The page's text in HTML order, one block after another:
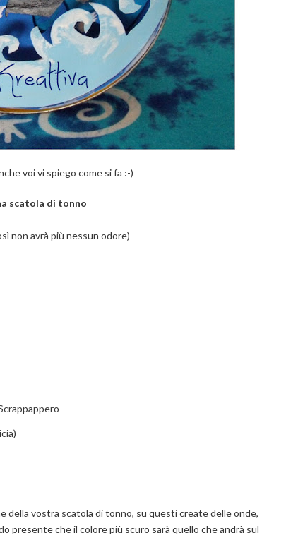
voi vi spiego come si fa :-)
scatola di tonno
non avrà più nessun odore)
della vostra scatola di tonno, su questi create delle onde,
presente che il colore più scuro sarà quello che andrà sul